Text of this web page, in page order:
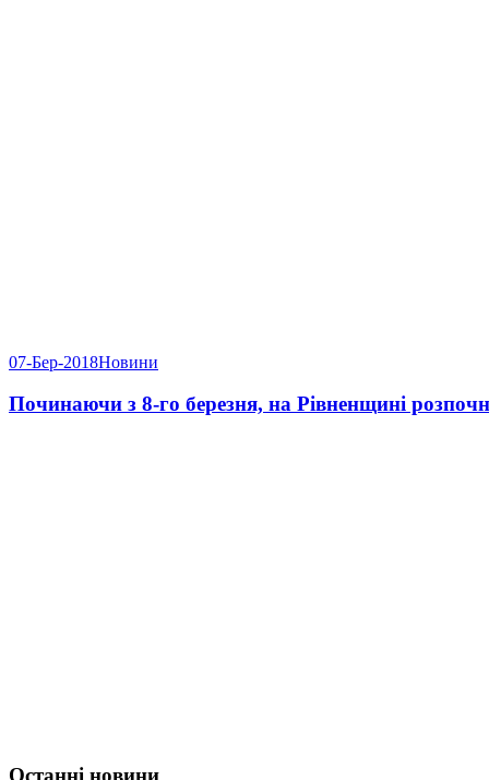
07-Бер-2018Новини
Починаючи з 8-го березня, на Рівненщині
Останні новини